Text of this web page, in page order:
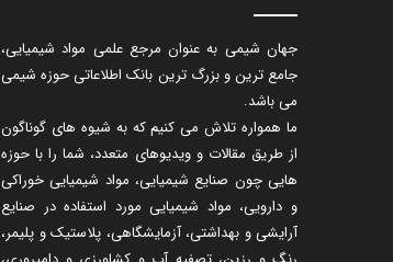
جهان شیمی به عنوان مرجع علمی مواد شیمیایی،
جامع ترین و بزرگ ترین بانک اطلاعاتی حوزه شیمی
می باشد.
ما همواره تلاش می کنیم که به شیوه های گوناگون
از طریق مقالات و ویدیوهای متعدد، شما را با حوزه
هایی چون صنایع شیمیایی، مواد شیمیایی خوراکی
و دارویی، مواد شیمیایی مورد استفاده در صنایع
آرایشی و بهداشتی، آزمایشگاهی، پلاستیک و پلیمر،